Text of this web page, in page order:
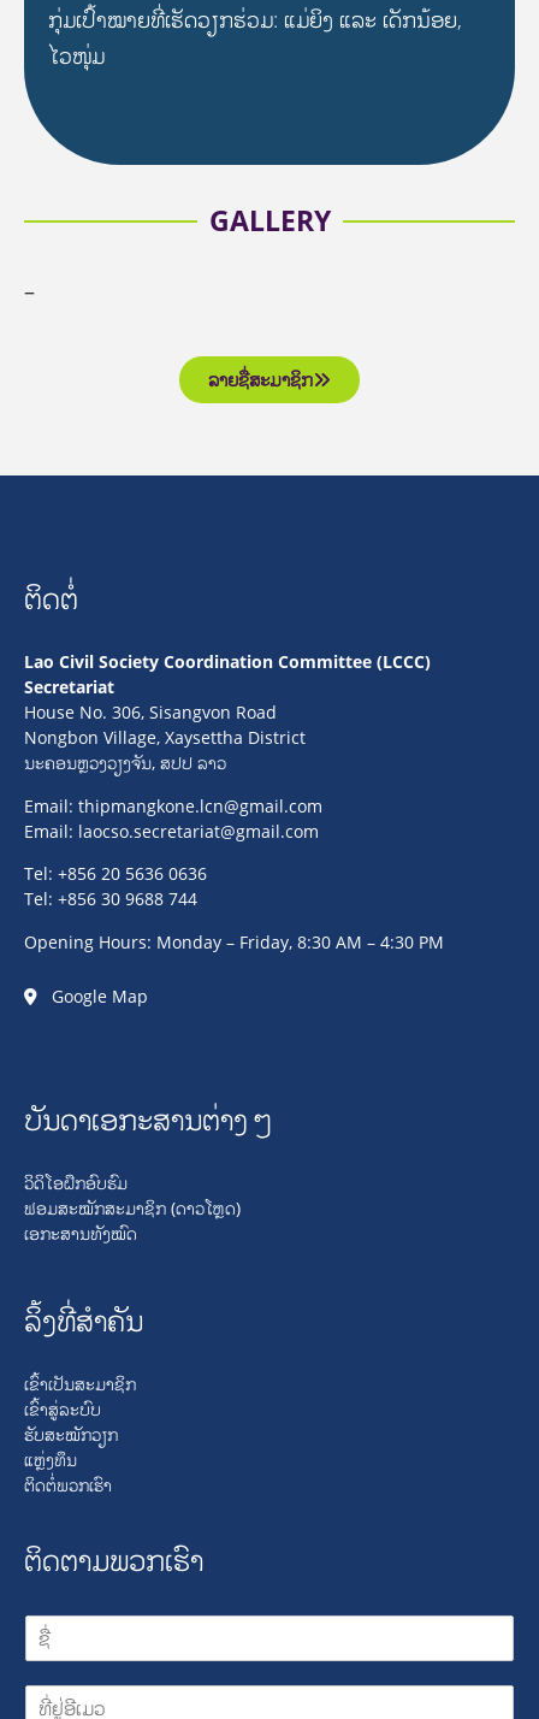
ກຸ່ມເປົ້າໝາຍທີ່ເຮັດວຽກຮ່ວມ: ແມ່ຍິງ ແລະ ເດັກນ້ອຍ,
ໄວໜຸ່ມ
GALLERY
–
ລາຍຊື່ສະມາຊິກ
ຕິດຕໍ່
Lao Civil Society Coordination Committee (LCCC)
Secretariat
House No. 306, Sisangvon Road
Nongbon Village, Xaysettha District
ນະຄອນຫຼວງວຽງຈັນ, ສປປ ລາວ
Email: thipmangkone.lcn@gmail.com
Email: laocso.secretariat@gmail.com
Tel: +856 20 5636 0636
Tel: +856 30 9688 744
Opening Hours: Monday – Friday, 8:30 AM – 4:30 PM
Google Map
ບັນດາເອກະສານຕ່າງໆ
ວິດິໂອຝຶກອົບຮົມ
ຟອມສະໝັກສະມາຊິກ (ດາວໂຫຼດ)
ເອກະສານທັງໝົດ
ລິ້ງທີ່ສໍາຄັນ
ເຂົ້າເປັນສະມາຊິກ
ເຂົ້າສູ່ລະບົບ
ຮັບສະໝັກວຽກ
ແຫຼ່ງທຶນ
ຕິດຕໍ່ພວກເຮົາ
ຕິດຕາມພວກເຮົາ